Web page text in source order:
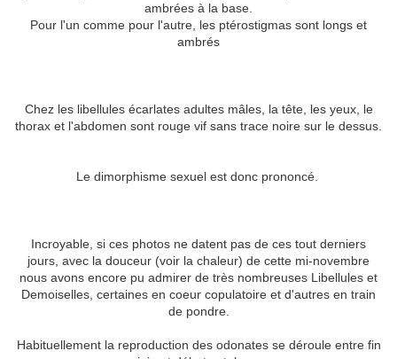
ambrées à la base.
Pour l'un comme pour l'autre, les ptérostigmas sont longs et
ambrés
Chez les libellules écarlates adultes mâles, la tête, les yeux, le
thorax et l'abdomen sont rouge vif sans trace noire sur le dessus.
Le dimorphisme sexuel est donc prononcé.
Incroyable, si ces photos ne datent pas de ces tout derniers
jours, avec la douceur (voir la chaleur) de cette mi-novembre
nous avons encore pu admirer de très nombreuses Libellules et
Demoiselles, certaines en coeur copulatoire et d'autres en train
de pondre.
Habituellement la reproduction des odonates se déroule entre fin